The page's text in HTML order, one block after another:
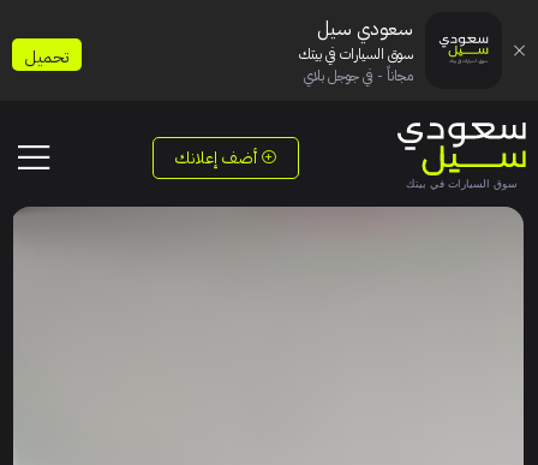
أضف إعلانك
سعودي سيل
سوق السيارات في بيتك
مجاناً - في جوجل بلاي
تحميل